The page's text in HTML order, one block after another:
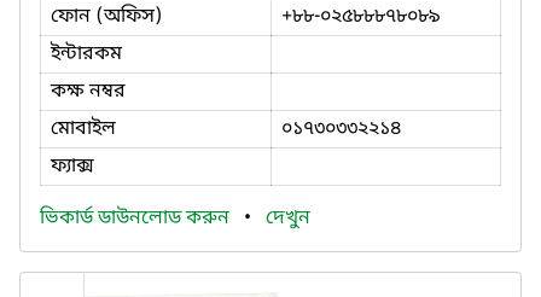
ফোন (অফিস)
+৮৮-০২৫৮৮৮৭৮০৮৯
ইন্টারকম
কক্ষ নম্বর
মোবাইল
০১৭৩০৩৩২২১৪
ফ্যাক্স
ভিকার্ড ডাউনলোড করুন • দেখুন